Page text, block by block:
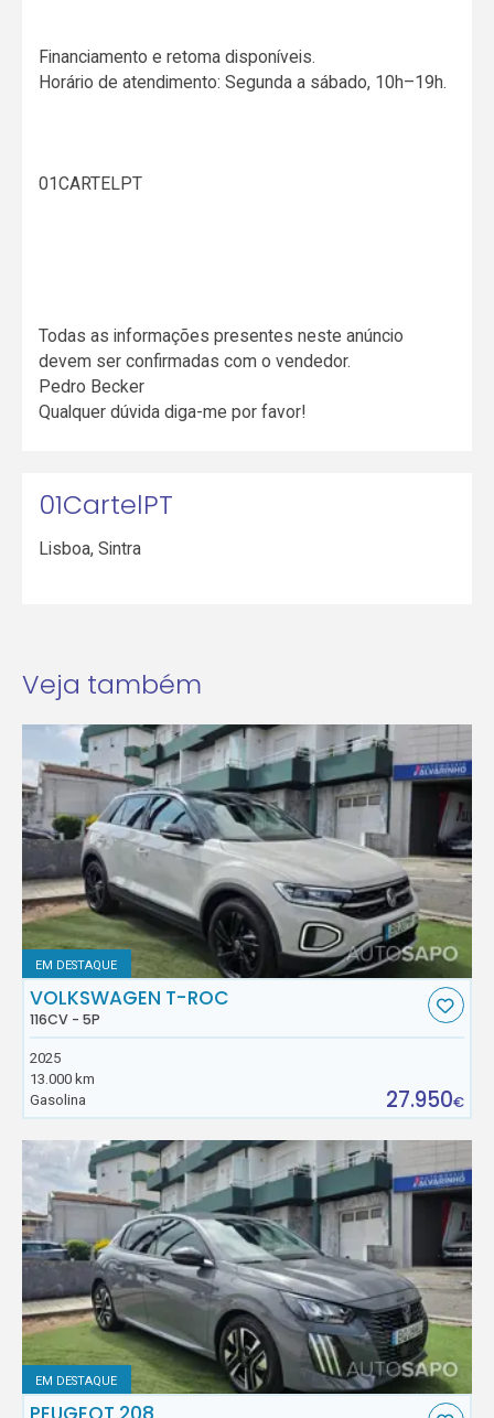
Financiamento e retoma disponíveis.
Horário de atendimento: Segunda a sábado, 10h–19h.
01CARTELPT
Todas as informações presentes neste anúncio
devem ser confirmadas com o vendedor.
Pedro Becker
Qualquer dúvida diga-me por favor!
01CartelPT
Lisboa,Sintra
Veja também
EM DESTAQUE
VOLKSWAGEN T-ROC
116CV - 5P
2025
13.000 km
Gasolina
27.950€
EM DESTAQUE